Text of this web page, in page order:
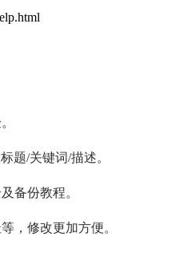
题/关键词/描述。
备份教程。
，修改更加方便。